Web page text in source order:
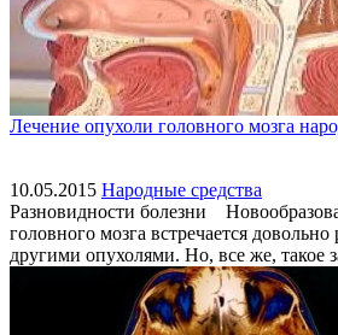
Лечение опухоли головного мозга
10.05.2015 Народные средства
Разновидности болезни
головного мозга встречается
другими опухолями. Но, все же, такое